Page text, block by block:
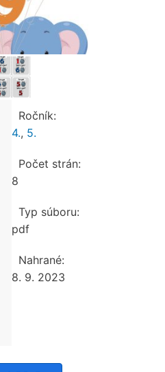
Ročník:
4., 5.
Počet strán:
8
Typ súboru:
pdf
Nahrané:
8. 9. 2023